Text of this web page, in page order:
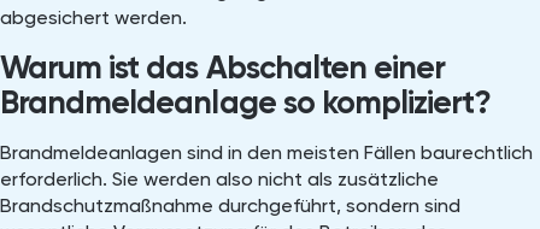
abgesichert werden.
Warum ist das Abschalten einer
Brandmeldeanlage so kompliziert?
Brandmeldeanlagen sind in den meisten Fällen baurechtlich
erforderlich. Sie werden also nicht als zusätzliche
Brandschutzmaßnahme durchgeführt, sondern sind